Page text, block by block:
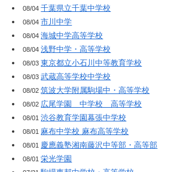
08/04千葉県立千葉中学校
08/04 市川中学
08/04海城中学高等学校
08/04浅野中学・高等学校
08/03 東京都立小石川中等教育学校
08/03武蔵高等学校中学校
08/02筑波大学附属駒場中・高等学校
08/02 広尾学園 中学校 高等学校
08/01渋谷教育学園幕張中学校
08/01 麻布中学校 麻布高等学校
08/01 慶應義塾湘南藤沢中等部・高等部
08/01栄光学園